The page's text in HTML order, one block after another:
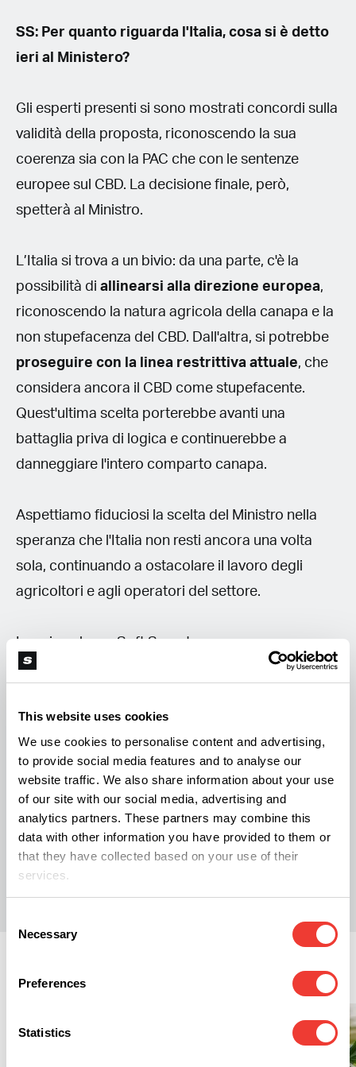
This website uses cookies
We use cookies to personalise content and advertising,
to provide social media features and to analyse our
website traffic. We also share information about your use
of our site with our social media, advertising and
analytics partners. These partners may combine this
data with other information you have provided to them or
that they have collected based on your use of their
services.
Selection
Necessary
Preferences
Statistics
SS: Per quanto riguarda l'Italia, cosa si è detto
ieri al Ministero?
Gli esperti presenti si sono mostrati concordi sulla
validità della proposta, riconoscendo la sua
coerenza sia con la PAC che con le sentenze
europee sul CBD. La decisione finale, però,
spetterà al Ministro.
L’Italia si trova a un bivio: da una parte, c'è la
possibilità di allinearsi alla direzione europea,
riconoscendo la natura agricola della canapa e la
non stupefacenza del CBD. Dall'altra, si potrebbe
proseguire con la linea restrittiva attuale, che
considera ancora il CBD come stupefacente.
Quest'ultima scelta porterebbe avanti una
battaglia priva di logica e continuerebbe a
danneggiare l'intero comparto canapa.
Aspettiamo fiduciosi la scelta del Ministro nella
speranza che l'Italia non resti ancora una volta
sola, continuando a ostacolare il lavoro degli
agricoltori e agli operatori del settore.
Leggi anche su Soft Secrets:
per il settore agricolo
La canapa resta legale: il Tribunale di Trento
ribadisce il principio di non-offensività
Maria Novella De Luca
Regulation